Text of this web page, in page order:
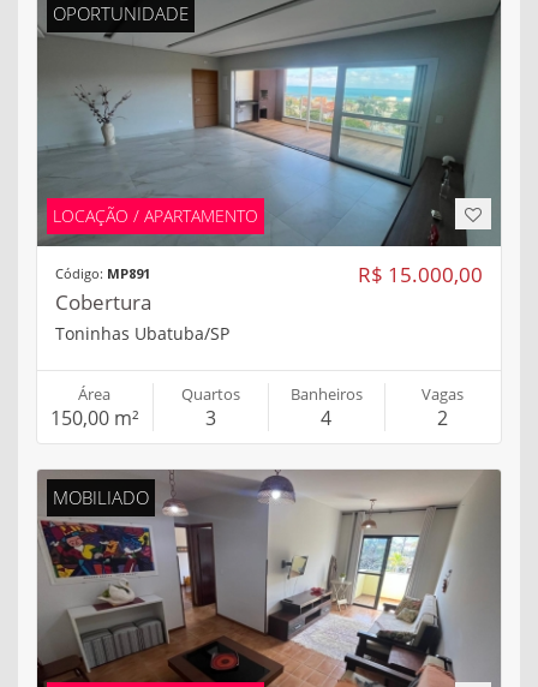
OPORTUNIDADE
LOCAÇÃO / APARTAMENTO
R$ 15.000,00
Código: MP891
Cobertura
Toninhas Ubatuba/SP
Área
150,00 m²
Quartos
3
Banheiros
4
Vagas
2
MOBILIADO